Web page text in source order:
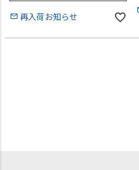
再入荷お知らせ